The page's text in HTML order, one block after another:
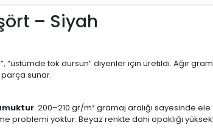
– Siyah
“üstümde tok dursun” diyenler için üretildi. Ağır
sunar.
. 200–210 gr/m² gramaj aralığı sayesinde
problemi yoktur. Beyaz renkte dahi opaklığı